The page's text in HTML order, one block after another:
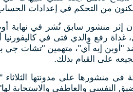
من التحكم في إعدادات
إثر منشور سابق نُشر في نهاية
"أوبن إيه آي"، متهمين "تشات جي
على القيام بذلك.
في منشورها على مدونتها
النفسي والعاطفي والاستجابة